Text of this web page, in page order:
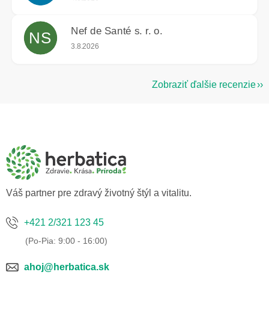
NS Nef de Santé s. r. o.
Hodnotenie obchodu je 5 z 5 hviezdičiek.
3.8.2026
Zobraziť ďalšie recenzie
Váš partner pre zdravý životný štýl a vitalitu.
+421 2/321 123 45
ahoj@herbatica.sk